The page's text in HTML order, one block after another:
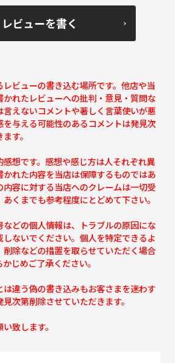
レビューを書く
ビューの書き込む場所です。他店や当
れたレビューへの批判・意見・質問な
言えないコメントや著しく言葉使いが悪
を与える可能性のあるコメントは発見次
す。
想です。感想や感じ方は人それぞれ異
れた内容を当店は保障するものではあ
内容に対する当店へのクレームは一切受
くまでも参考程度にとどめて下さい。
などの個人情報は、トラブルの原因にな
しないでください。個人を特定できるよ
削除などの措置を取らせていただく場合
じめご了承ください。
は違う偽の書き込みもお客さまを迷わす
次第削除させていただきます。
致します。